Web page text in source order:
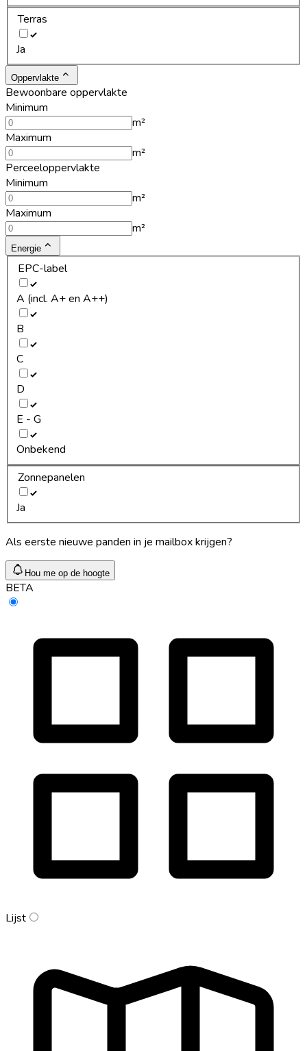
Terras
Ja
Oppervlakte
Bewoonbare oppervlakte
Minimum
m²
Maximum
m²
Perceeloppervlakte
Minimum
m²
Maximum
m²
Energie
EPC-label
A (incl. A+ en A++)
B
C
D
E - G
Onbekend
Zonnepanelen
Ja
Als eerste nieuwe panden in je mailbox krijgen?
Hou me op de hoogte
BETA
Lijst